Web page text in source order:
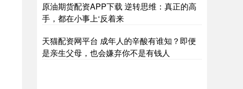
原油期货配资APP下载 逆转思维：真正的高
手，都在小事上‘反着来
天猫配资网平台 成年人的辛酸有谁知？即便
是亲生父母，也会嫌弃你不是有钱人